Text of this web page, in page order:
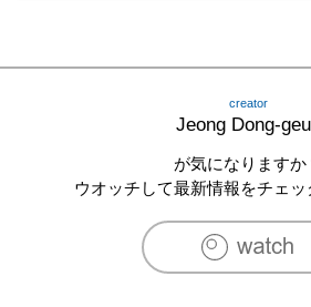
creator
Jeong Dong-
が気になりますか
ウオッチして最新情報をチェッ